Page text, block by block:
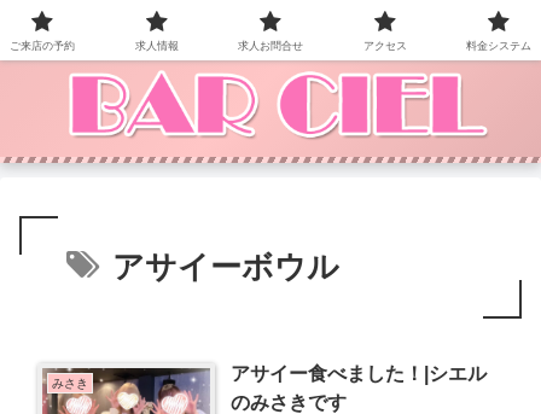
BAR CIEL！ご来店お待ちしています。
アサイーボウル
みさき
アサイー食べました！|シエル
のみさきです
ご来店の予約 求人情報 求人お問合せ アクセス 料金システム